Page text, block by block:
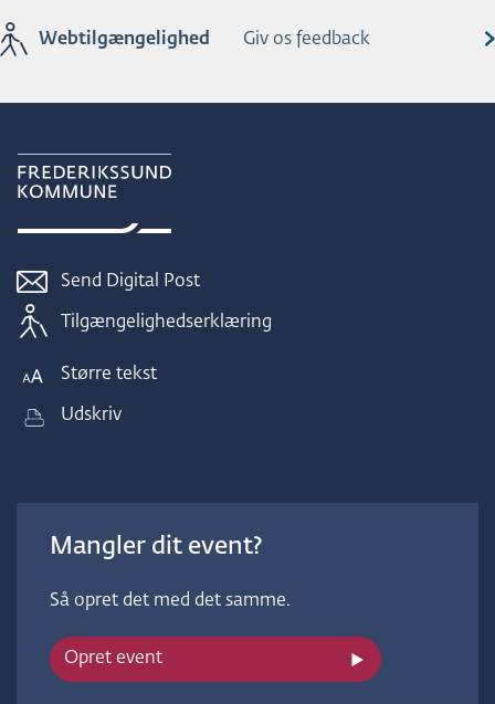
Webtilgængelighed Giv os feedback
Send Digital Post
Tilgængelighedserklæring
Større tekst
Udskriv
Mangler dit event?
Så opret det med det samme.
Opret event